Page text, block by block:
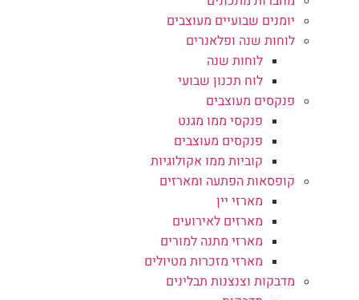
יומנים שבועיים מעוצבים
לוחות שנה ופלאנרים
לוחות שנה
לוח תכנון שבועי
פנקסים מעוצבים
פנקסי ממו מגנט
פנקסים מעוצבים
קוביות ממו אקולוגיות
קופסאות הפתעה ומארזים
מארזי יין
מארזים לאירועים
מארזי מתנה למורים
מארזי מזכרות מטיולים
מדבקות וצנצנות תבלינים